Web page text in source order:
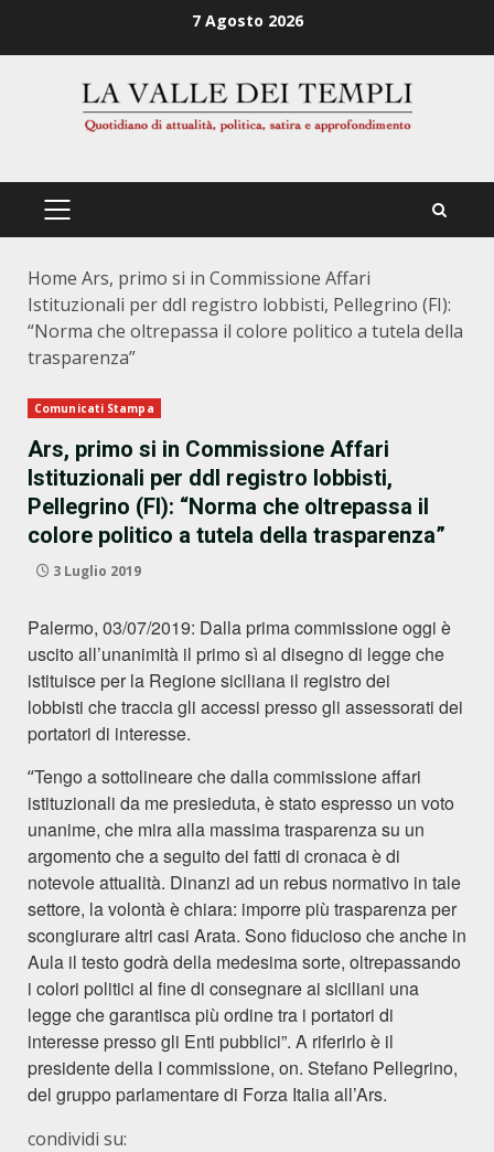
7 Agosto 2026
PRIMÄRES
Home Ars, primo si in Commissione Affari
Istituzionali per ddl registro lobbisti, Pellegrino (FI):
“Norma che oltrepassa il colore politico a tutela della
trasparenza”
Comunicati Stampa
Ars, primo si in Commissione Affari
Istituzionali per ddl registro lobbisti,
Pellegrino (FI): “Norma che oltrepassa il
colore politico a tutela della trasparenza”
3 Luglio 2019
Palermo, 03/07/2019: Dalla prima commissioneoggi è
uscito all’unanimità il primo sì al disegno di legge che
istituisce per la Regionesiciliana il registro dei
lobbisti chetracciagli accessi presso gli assessorati dei
portatori di interesse.
“Tengo a sottolineare che dalla commissione affari
istituzionali da me presieduta, è stato espresso un voto
unanime, che mira alla massima trasparenza su un
argomento che a seguito dei fatti di cronaca è di
notevole attualità. Dinanzi ad un rebus normativo in tale
settore, la volontà è chiara: imporre più trasparenza per
scongiurare altri casi Arata. Sono fiducioso che anche in
Aula il testo godrà della medesimasorte, oltrepassando
i colori politici al fine di consegnare ai siciliani una
legge che garantisca più ordinetra i portatori di
interesse presso gli Enti pubblici”. A riferirlo è il
presidente della I commissione, on. Stefano Pellegrino,
del gruppo parlamentare di Forza Italia all’Ars.
condividi su: